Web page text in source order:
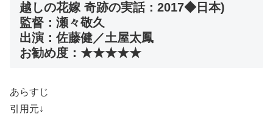
越しの花嫁 奇跡の実話：2017◆日本)
監督：瀬々敬久
出演：佐藤健／土屋太鳳
お勧め度：★★★★★
あらすじ
引用元↓